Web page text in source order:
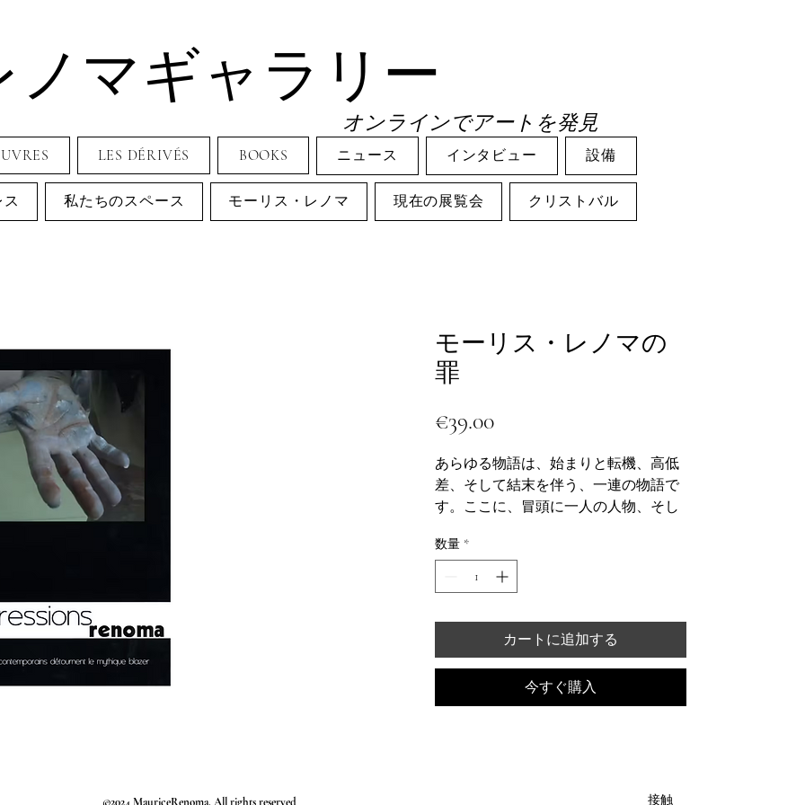
ノマギャラリー
オンラインでアートを発見
LES DÉRIVÉS BOOKS ニュース インタビュー 設備
私たちのスペース モーリス・レノマ 現在の展覧会 クリストバル
モーリス・レノマの
罪
€39.00価
格
あらゆる物語は、始まりと転機、高低
差、そして結末を伴う、一連の物語で
す。ここに、冒頭に一人の人物、そし
リス・レノマです。豊かなアイデアが
生まれ、特に一つのアイデアが形にな
ります。それは、アーティストに、そ
してもらうというものです。その作品
には、彼の有名なブレザーが1着か2着
使われ、独創的なデザイナーとしての
数量 *
カートに追加する
今すぐ購入
接触